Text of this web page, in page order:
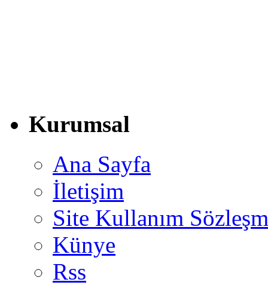
Kurumsal
Ana Sayfa
İletişim
Site Kullanım
Künye
Rss